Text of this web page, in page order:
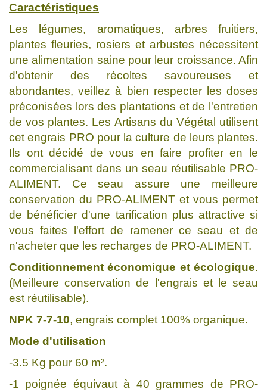
Caractéristiques
Les légumes, aromatiques, arbres fruitiers,
plantes fleuries, rosiers et arbustes nécessitent
une alimentation saine pour leur croissance. Afin
d'obtenir des récoltes savoureuses et
abondantes, veillez à bien respecter les doses
préconisées lors des plantations et de l'entretien
de vos plantes. Les Artisans du Végétal utilisent
cet engrais PRO pour la culture de leurs plantes.
Ils ont décidé de vous en faire profiter en le
commercialisant dans un seau réutilisable PRO-
ALIMENT. Ce seau assure une meilleure
conservation du PRO-ALIMENT et vous permet
de bénéficier d'une tarification plus attractive si
vous faites l'effort de ramener ce seau et de
n'acheter que les recharges de PRO-ALIMENT.
Conditionnement économique et écologique.
(Meilleure conservation de l'engrais et le seau
est réutilisable).
NPK 7-7-10, engrais complet 100% organique.
Mode d'utilisation
-3.5 Kg pour 60 m².
-1 poignée équivaut à 40 grammes de PRO-